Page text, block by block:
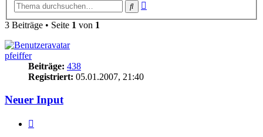
Suche
3 Beiträge • Seite 1 von 1
pfeiffer
Beiträge: 438
Registriert: 05.01.2007, 21:40
Neuer Input